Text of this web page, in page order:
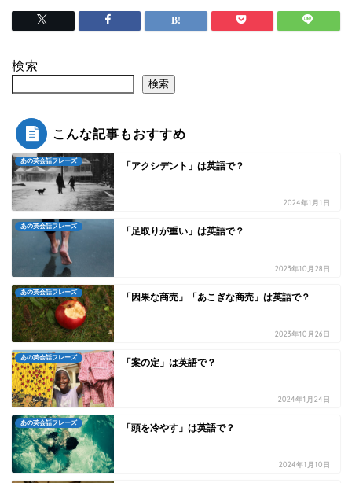
検索
検索
こんな記事もおすすめ
あの英会話フレーズ 「アクシデント」は英語で？
2024年1月1日
あの英会話フレーズ 「足取りが重い」は英語で？
2023年10月28日
あの英会話フレーズ 「因果な商売」「あこぎな商売」は英語で？
2023年10月26日
あの英会話フレーズ 「案の定」は英語で？
2024年1月24日
あの英会話フレーズ 「頭を冷やす」は英語で？
2024年1月10日